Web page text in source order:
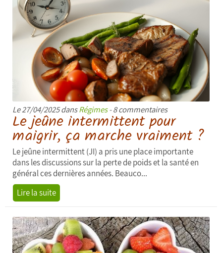
Le 27/04/2025 dansRégimes- 8 commentaires
Le jeûne intermittent pour
maigrir, ça marche vraiment ?
Le jeûne intermittent (JI) a pris une place importante
dans les discussions sur la perte de poids et la santé en
général ces dernières années. Beauco...
Lire la suite